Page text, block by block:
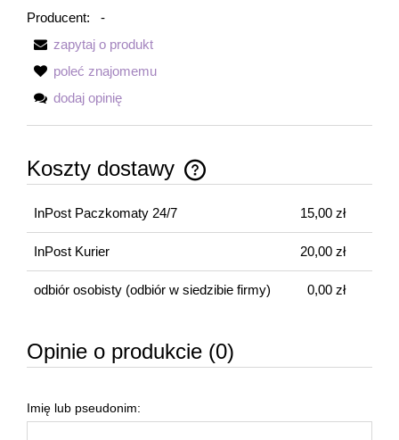
Producent:
-
zapytaj o produkt
poleć znajomemu
dodaj opinię
Koszty dostawy
Cena nie zawiera ewentualnych kosztów płatności
InPost Paczkomaty 24/7 15,00 zł
InPost Kurier 20,00 zł
odbiór osobisty(odbiór w siedzibie firmy) 0,00 zł
Opinie o produkcie (0)
Imię lub pseudonim: